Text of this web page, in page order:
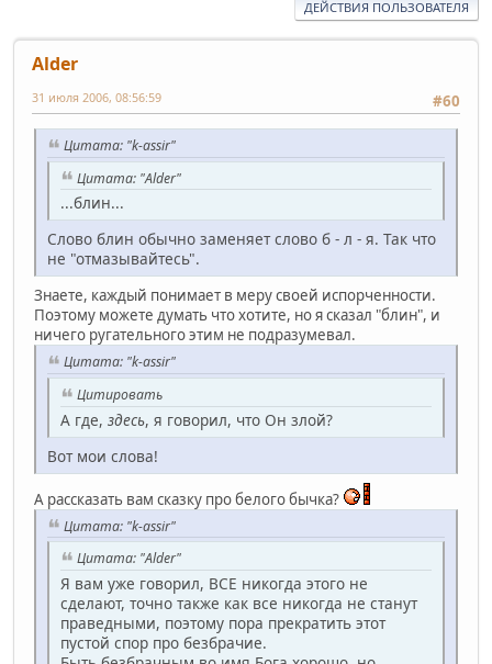
ДЕЙСТВИЯ ПОЛЬЗОВАТЕЛЯ
Alder
#60
31 июля 2006, 08:56:59
Цитата: "k-assir"
Цитата: "Alder"
...блин...
Слово блин обычно заменяет слово б - л - я. Так что
не "отмазывайтесь".
Знаете, каждый понимает в меру своей испорченности.
Поэтому можете думать что хотите, но я сказал "блин", и
ничего ругательного этим не подразумевал.
Цитата: "k-assir"
Цитировать
А где, здесь, я говорил, что Он злой?
Вот мои слова!
А рассказать вам сказку про белого бычка?
Цитата: "k-assir"
Цитата: "Alder"
Я вам уже говорил, ВСЕ никогда этого не
сделают, точно также как все никогда не станут
праведными, поэтому пора прекратить этот
пустой спор про безбрачие.